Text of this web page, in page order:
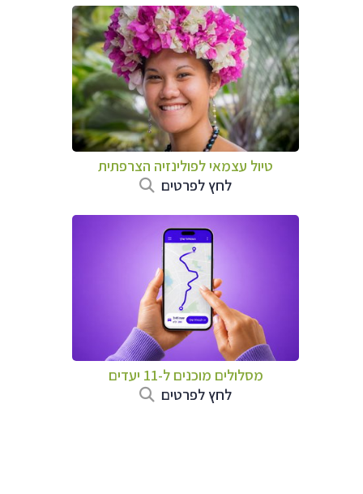
טיול עצמאי לפולינזיה הצרפתית
לחץ לפרטים
מסלולים מוכנים ל-11 יעדים
לחץ לפרטים